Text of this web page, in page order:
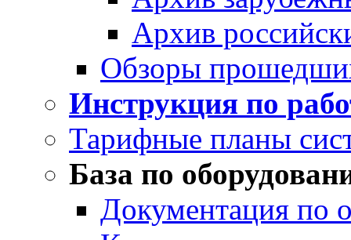
Архив
Обзоры
Инструкция по
Тарифные планы
База по
Документация по